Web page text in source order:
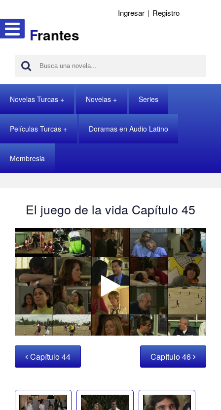
Frantes
Ingresar | Registro
Novelas Turcas Novelas Series
Películas Turcas Doramas en Audio Latino
Membresia
El juego de la vida Capítulo 45
Capítulo 44 Capítulo 46